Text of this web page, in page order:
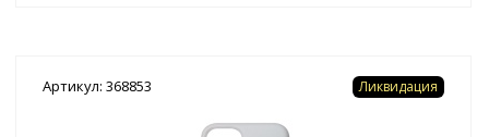
Артикул: 368853 Ликвидация